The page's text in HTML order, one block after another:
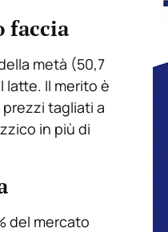
faccia
metà (50,7
latte. Il merito è
tagliati a
in più di
del mercato